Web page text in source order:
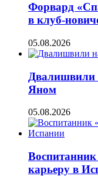
Форвард
в клуб-
05.08.2026
Двалишвили
Яном
05.08.2026
карьеру в